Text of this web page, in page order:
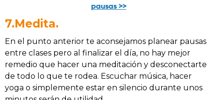
pausas >>
7.Medita.
En el punto anterior te aconsejamos planear pausas
entre clases pero al finalizar el día, no hay mejor
remedio que hacer una meditación y desconectarte
de todo lo que te rodea. Escuchar música, hacer
yoga o simplemente estar en silencio durante unos